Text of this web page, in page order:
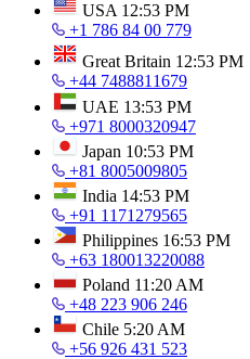
USA 12:53 PM
+1 786 84 00 779
Great Britain 12:53 PM
+44 7488811679
UAE 13:53 PM
+971 8000320947
Japan 10:53 PM
+81 8005009805
India 14:53 PM
+91 1171279565
Philippines 16:53 PM
+63 180013220088
Poland 11:20 AM
+48 223 906 246
Chile 5:20 AM
+56 926 431 523